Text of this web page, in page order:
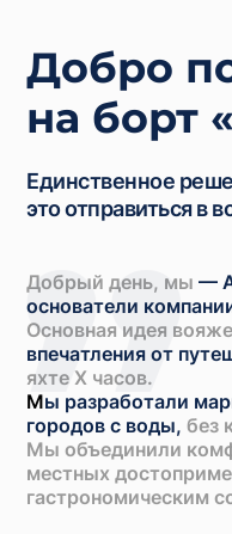
Добро
на борт
Единственное
это отправиться в
Добрый день, мы —
основатели
Основная идея
впечатления от
яхте Х часов.
Мы разработали
городов с воды, без
Мы объединили
местных
гастрономическим